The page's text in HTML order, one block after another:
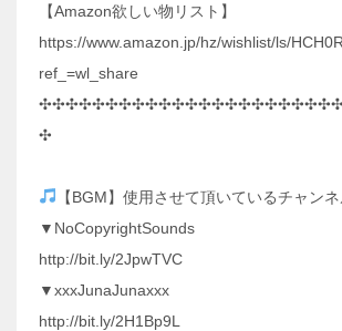
【Amazon欲しい物リスト】
https://www.amazon.jp/hz/wishlist/ls/
ref_=wl_share
✣
【BGM】使用させて頂いているチャン
▼NoCopyrightSounds
http://bit.ly/2JpwTVC
▼xxxJunaJunaxxx
http://bit.ly/2H1Bp9L